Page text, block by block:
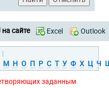
на сайте Excel Outlook
|
М Н О П Р С Т У Ф Х Ц Ч
заданным